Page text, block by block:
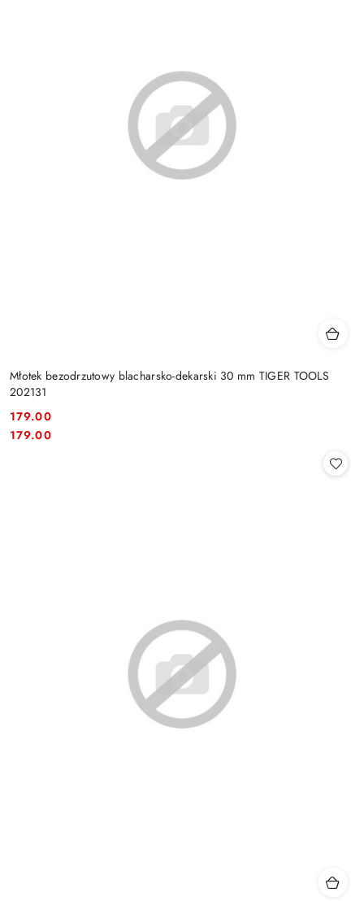
Młotek bezodrzutowy blacharsko-dekarski 30 mm TIGER TOOLS
202131
Cena:
179.00
Cena:
179.00